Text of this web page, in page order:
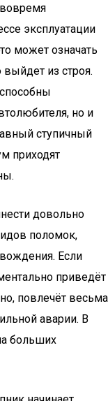
вовремя
эксплуатации
может означать
выйдет из строя.
но и
ступичный
приходят
довольно
поломок,
Если
приведёт
повлечёт весьма
аварии. В
больших